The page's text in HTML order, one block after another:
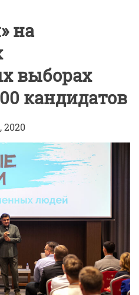
на
выборах
кандидатов
2020